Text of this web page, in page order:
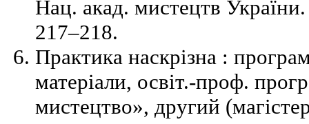
Нац. акад. мистецтв
217–218.
Практика наскрізна :
матеріали, освіт.-проф.
мистецтво», другий